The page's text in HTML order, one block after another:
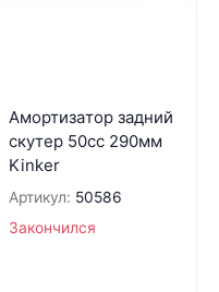
Амортизaтор зaдний
скутер 50cc 290мм
Kinker
Артикул: 50586
Закончился